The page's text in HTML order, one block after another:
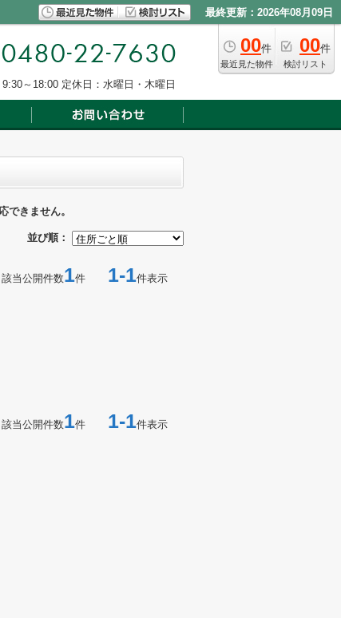
最終更新：2026年08月09日
00件
最近見た物件
00件
検討リスト
～18:00 定休日：水曜日・木曜日
できません。
並び順：
該当公開件数1件 1-1件表示
該当公開件数1件 1-1件表示